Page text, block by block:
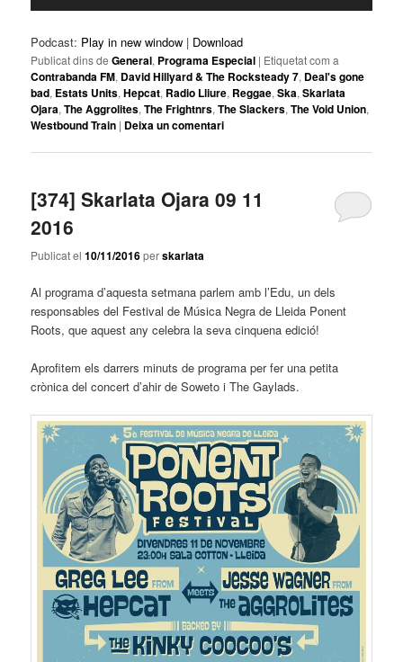
Podcast: Play in new window | Download
Publicat dins de General, Programa Especial | Etiquetat com a
Contrabanda FM, David Hillyard & The Rocksteady 7, Deal's gone
bad, Estats Units,Hepcat, Radio Lliure, Reggae,Ska,Skarlata
Ojara,The Aggrolites,The Frightnrs,The Slackers,The Void Union,
Westbound Train | Deixa un comentari
[374] Skarlata Ojara 09 11
2016
Publicat el10/11/2016perskarlata
Al programa d’aquesta setmana parlem amb l’Edu, un dels
responsables del Festival de Música Negra de Lleida Ponent
Roots, que aquest any celebra la seva cinquena edició!
Aprofitem els darrers minuts de programa per fer una petita
crònica del concert d’ahir de Soweto i The Gaylads.